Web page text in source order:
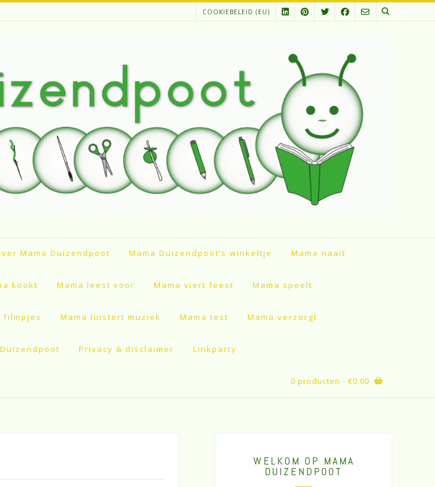
COOKIEBELEID (EU)
Mama Duizendpoot Mama Duizendpoot’s winkeltje Mama naait
kookt Mama leest voor Mama viert feest Mama speelt
filmpjes Mama luistert muziek Mama test Mama verzorgt
Privacy & disclaimer Linkparty
0 producten - €0.00
WELKOM OP MAMA
DUIZENDPOOT